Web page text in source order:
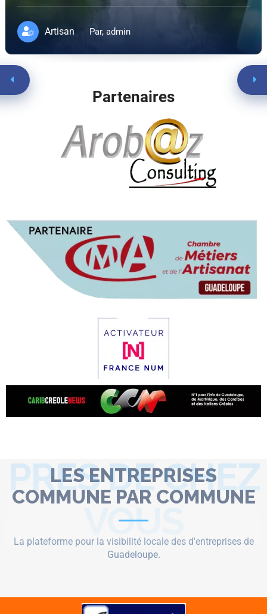
Artisan Par, admin
Partenaires
LES ENTREPRISES
COMMUNE PAR COMMUNE
PRES DE CHEZ
VOUS
La plateforme pour la visibilité locale des d'entreprises de
Guadeloupe.